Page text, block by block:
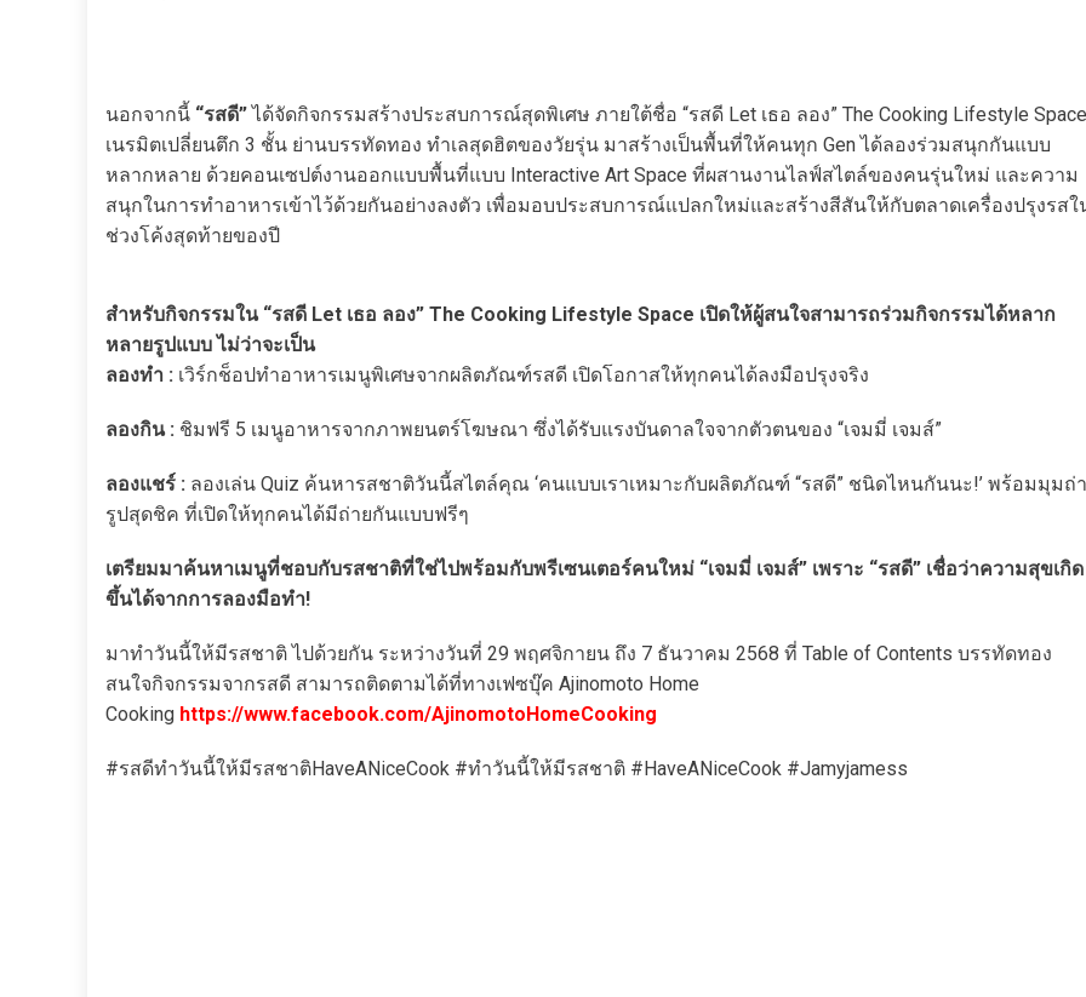
นอกจากนี้ “รสดี”ได้จัดกิจกรรมสร้างประสบการณ์สุดพิเศษ ภายใต้ชื่อ “รสดี Let เธอ ลอง” The Cooking Lifestyle Space
เนรมิตเปลี่ยนตึก 3 ชั้น ย่านบรรทัดทอง ทำเลสุดฮิตของวัยรุ่น มาสร้างเป็นพื้นที่ให้คนทุก Gen ได้ลองร่วมสนุกกันแบบ
หลากหลาย ด้วยคอนเซปต์งานออกแบบพื้นที่แบบ Interactive Art Space ที่ผสานงานไลฟ์สไตล์ของคนรุ่นใหม่ และความ
สนุกในการทำอาหารเข้าไว้ด้วยกันอย่างลงตัว เพื่อมอบประสบการณ์แปลกใหม่และสร้างสีสันให้กับตลาดเครื่องปรุงรสใ
ช่วงโค้งสุดท้ายของปี
สำหรับกิจกรรมใน “รสดี Let เธอ ลอง” The Cooking Lifestyle Space เปิดให้ผู้สนใจสามารถร่วมกิจกรรมได้หลาก
หลายรูปแบบ ไม่ว่าจะเป็น
ลองทำ : เวิร์กช็อปทำอาหารเมนูพิเศษจากผลิตภัณฑ์รสดี เปิดโอกาสให้ทุกคนได้ลงมือปรุงจริง
ลองกิน : ชิมฟรี 5 เมนูอาหารจากภาพยนตร์โฆษณา ซึ่งได้รับแรงบันดาลใจจากตัวตนของ “เจมมี่ เจมส์”
ลองแชร์ : ลองเล่น Quiz ค้นหารสชาติวันนี้สไตล์คุณ ‘คนแบบเราเหมาะกับผลิตภัณฑ์ “รสดี” ชนิดไหนกันนะ!’ พร้อมมุมถ่
รูปสุดชิค ที่เปิดให้ทุกคนได้มีถ่ายกันแบบฟรีๆ
เตรียมมาค้นหาเมนูที่ชอบกับรสชาติที่ใช่ไปพร้อมกับพรีเซนเตอร์คนใหม่ “เจมมี่ เจมส์” เพราะ “รสดี” เชื่อว่าความสุขเกิด
ขึ้นได้จากการลองมือทำ!
มาทำวันนี้ให้มีรสชาติ ไปด้วยกัน ระหว่างวันที่ 29 พฤศจิกายน ถึง 7 ธันวาคม 2568 ที่ Table of Contents บรรทัดทอง
สนใจกิจกรรมจากรสดี สามารถติดตามได้ที่ทางเฟซบุ๊ค Ajinomoto Home
Cooking https://www.facebook.com/AjinomotoHomeCooking
#รสดีทำวันนี้ให้มีรสชาติHaveANiceCook #ทำวันนี้ให้มีรสชาติ #HaveANiceCook #Jamyjamess